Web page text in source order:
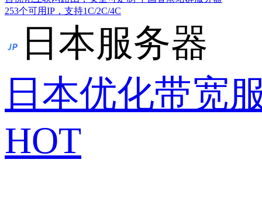
253个可用IP，支持1C/2C/4C
日本服务器
日本优化带宽
HOT